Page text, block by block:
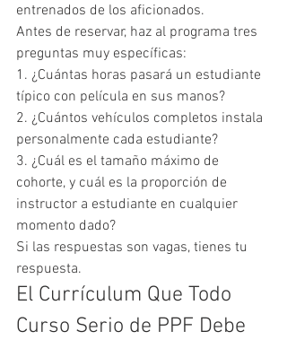
entrenados de los aficionados.
Antes de reservar, haz al programa tres
preguntas muy específicas:
1. ¿Cuántas horas pasará un estudiante
típico con película en sus manos?
2. ¿Cuántos vehículos completos instala
personalmente cada estudiante?
3. ¿Cuál es el tamaño máximo de
cohorte, y cuál es la proporción de
instructor a estudiante en cualquier
momento dado?
Si las respuestas son vagas, tienes tu
respuesta.
El Currículum Que Todo
Curso Serio de PPF Debe